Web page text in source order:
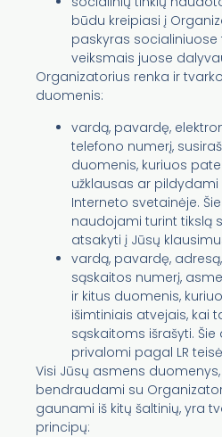
būdu kreipiasi į
paskyras socialiniuose
veiksmais juose
Organizatorius renka ir
duomenis:
vardą, pavardę,
telefono numerį,
duomenis, kuriuos
užklausas ar
Interneto svetainėje.
naudojami turint tikslą
atsakyti į Jūsų
vardą, pavardę,
sąskaitos numerį,
ir kitus duomenis,
išimtiniais atvejais, kai
sąskaitoms išrašyti.
privalomi pagal LR
Visi Jūsų asmens
bendraudami su
gaunami iš kitų šaltinių, yra
principų: